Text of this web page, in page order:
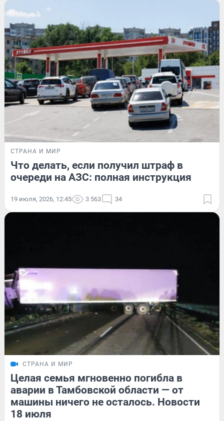
СТРАНА И МИР
Что делать, если получил штраф в
очереди на АЗС: полная инструкция
19 июля, 2026, 12:45 3 563 34
СТРАНА И МИР
Целая семья мгновенно погибла в
аварии в Тамбовской области — от
машины ничего не осталось. Новости
18 июля